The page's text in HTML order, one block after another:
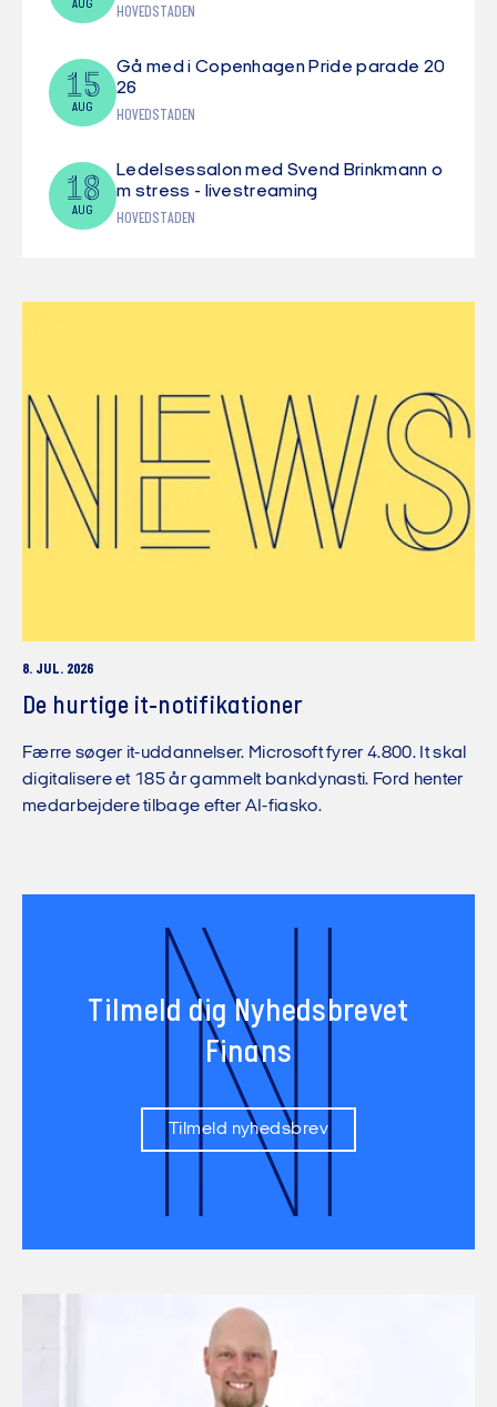
AUG HOVEDSTADEN
15
AUG
Gå med i Copenhagen Pride parade 20
26
HOVEDSTADEN
18
AUG
Ledelsessalon med Svend Brinkmann o
m stress - livestreaming
HOVEDSTADEN
8. JUL. 2026
De hurtige it-notifikationer
Færre søger it-uddannelser. Microsoft fyrer 4.800. It skal
digitalisere et 185 år gammelt bankdynasti. Ford henter
medarbejdere tilbage efter AI-fiasko.
N
Tilmeld dig Nyhedsbrevet
Finans
Tilmeld nyhedsbrev